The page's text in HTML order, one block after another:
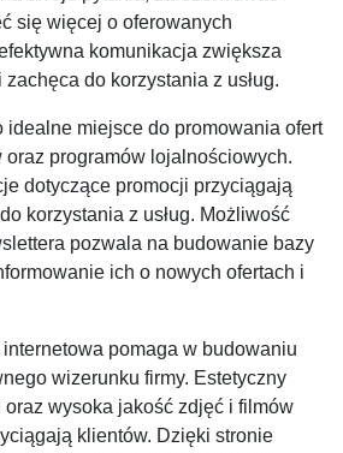
się więcej o oferowanych
komunikacja zwiększa
do korzystania z usług.
idealne miejsce do promowania ofert
programów lojalnościowych.
dotyczące promocji przyciągają
korzystania z usług. Możliwość
pozwala na budowanie bazy
ich o nowych ofertach i
pomaga w budowaniu
wizerunku firmy. Estetyczny
wysoka jakość zdjęć i filmów
klientów. Dzięki stronie